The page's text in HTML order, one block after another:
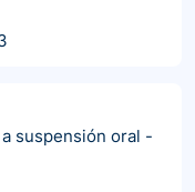
suspensión oral -